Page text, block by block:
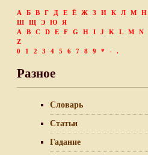
А Б В Г Д Е Ё Ж З И К Л М Н
Ш
Щ Э Ю
Я
A
B C D E F G H I J K L M N
Z
0
1 2 3 4 5 6 7 8 9 * - .
Разное
Словарь
Статьи
Гадание